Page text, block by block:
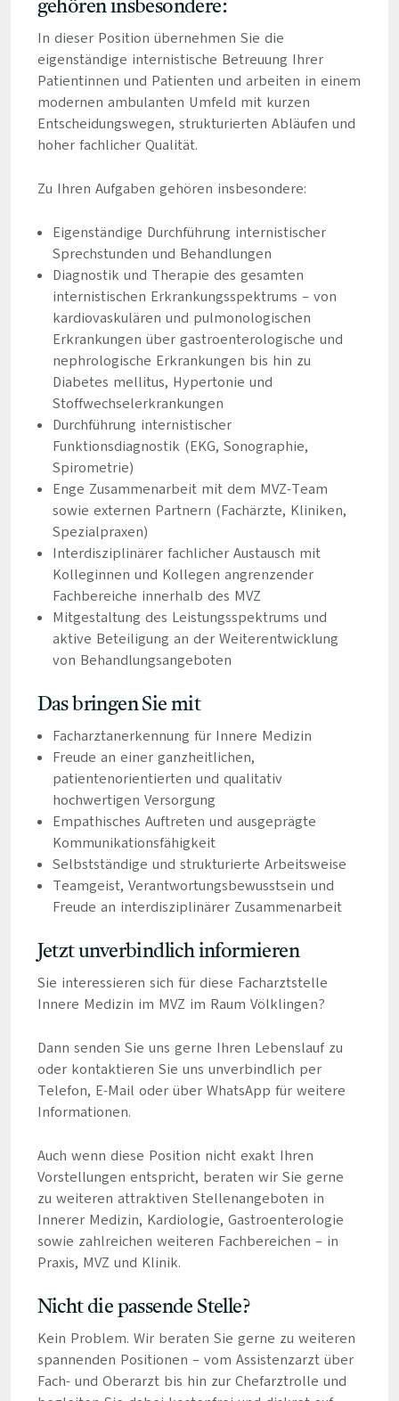
gehören insbesondere:
In dieser Position übernehmen Sie die
eigenständige internistische Betreuung Ihrer
Patientinnen und Patienten und arbeiten in einem
modernen ambulanten Umfeld mit kurzen
Entscheidungswegen, strukturierten Abläufen und
hoher fachlicher Qualität.
Zu Ihren Aufgaben gehören insbesondere:
Eigenständige Durchführung internistischer
Sprechstunden und Behandlungen
Diagnostik und Therapie des gesamten
internistischen Erkrankungsspektrums – von
kardiovaskulären und pulmonologischen
Erkrankungen über gastroenterologische und
nephrologische Erkrankungen bis hin zu
Diabetes mellitus, Hypertonie und
Stoffwechselerkrankungen
Durchführung internistischer
Funktionsdiagnostik (EKG, Sonographie,
Spirometrie)
Enge Zusammenarbeit mit dem MVZ-Team
sowie externen Partnern (Fachärzte, Kliniken,
Spezialpraxen)
Interdisziplinärer fachlicher Austausch mit
Kolleginnen und Kollegen angrenzender
Fachbereiche innerhalb des MVZ
Mitgestaltung des Leistungsspektrums und
aktive Beteiligung an der Weiterentwicklung
von Behandlungsangeboten
Das bringen Sie mit
Facharztanerkennung für Innere Medizin
Freude an einer ganzheitlichen,
patientenorientierten und qualitativ
hochwertigen Versorgung
Empathisches Auftreten und ausgeprägte
Kommunikationsfähigkeit
Selbstständige und strukturierte Arbeitsweise
Teamgeist, Verantwortungsbewusstsein und
Freude an interdisziplinärer Zusammenarbeit
Jetzt unverbindlich informieren
Sie interessieren sich für diese Facharztstelle
Innere Medizin im MVZ im Raum Völklingen?
Dann senden Sie uns gerne Ihren Lebenslauf zu
oder kontaktieren Sie uns unverbindlich per
Telefon, E-Mail oder über WhatsApp für weitere
Informationen.
Auch wenn diese Position nicht exakt Ihren
Vorstellungen entspricht, beraten wir Sie gerne
zu weiteren attraktiven Stellenangeboten in
Innerer Medizin, Kardiologie, Gastroenterologie
sowie zahlreichen weiteren Fachbereichen – in
Praxis, MVZ und Klinik.
Nicht die passende Stelle?
Kein Problem. Wir beraten Sie gerne zu weiteren
spannenden Positionen – vom Assistenzarzt über
Fach- und Oberarzt bis hin zur Chefarztrolle und